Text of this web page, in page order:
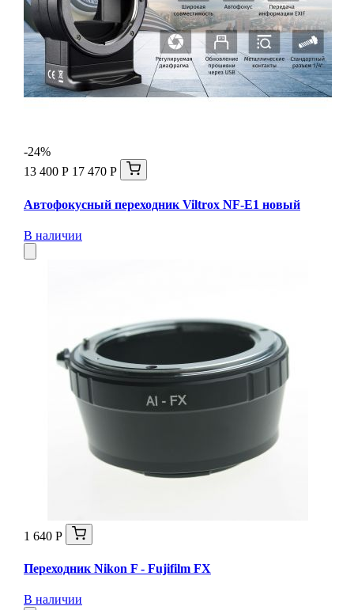
-24%
13 400 Р 17 470 Р
Автофокусный переходник Viltrox NF-E1 новый
В наличии
1 640 Р
Переходник Nikon F - Fujifilm FX
В наличии